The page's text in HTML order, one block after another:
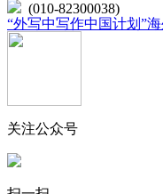
“外写中写作中国计划”
(010-82300038)
关注公众号